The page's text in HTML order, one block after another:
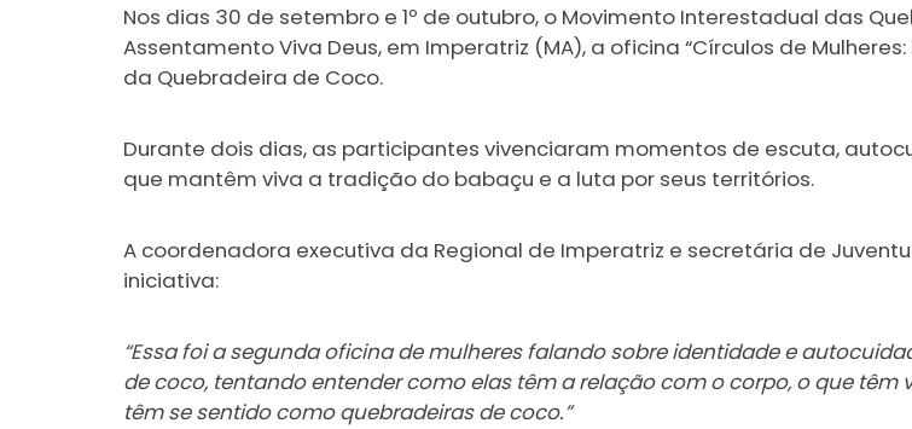
Nos dias 30 de setembro e 1º de outubro, o Movimento Interestadual das
Assentamento Viva Deus, em Imperatriz (MA), a oficina “Círculos de
da Quebradeira de Coco.
Durante dois dias, as participantes vivenciaram momentos de escuta,
que mantêm viva a tradição do babaçu e a luta por seus territórios.
A coordenadora executiva da Regional de Imperatriz e secretária de
iniciativa:
“Essa foi a segunda oficina de mulheres falando sobre identidade e
de coco, tentando entender como elas têm a relação com o corpo, o que
têm se sentido como quebradeiras de coco.”